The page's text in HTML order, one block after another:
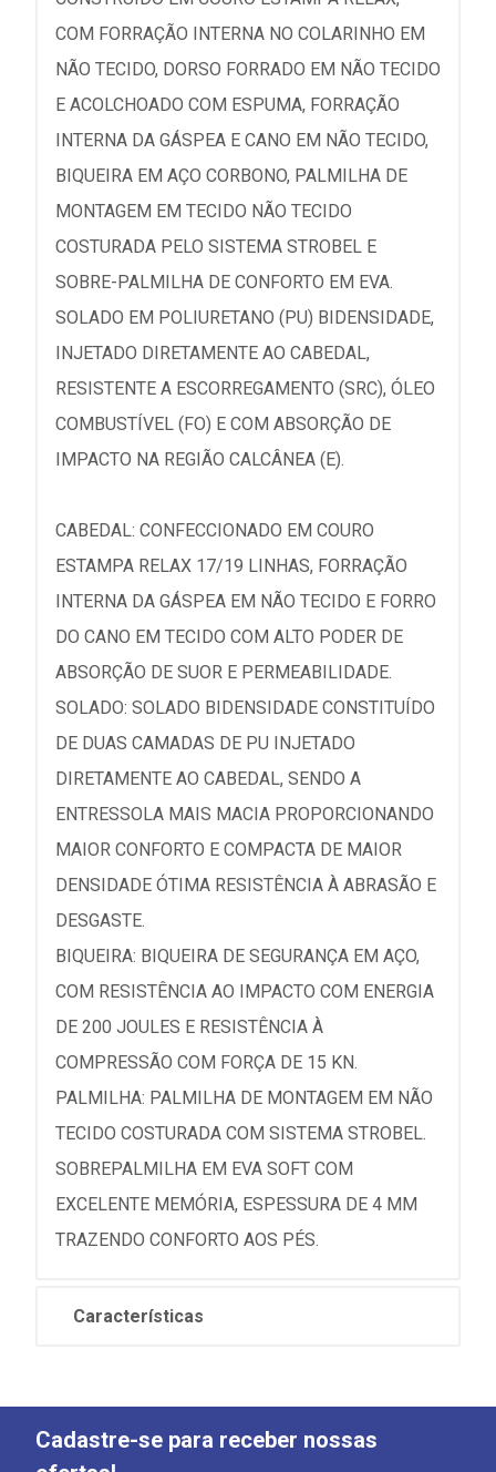
COM FORRAÇÃO INTERNA NO COLARINHO EM
NÃO TECIDO, DORSO FORRADO EM NÃO TECIDO
E ACOLCHOADO COM ESPUMA, FORRAÇÃO
INTERNA DA GÁSPEA E CANO EM NÃO TECIDO,
BIQUEIRA EM AÇO CORBONO, PALMILHA DE
MONTAGEM EM TECIDO NÃO TECIDO
COSTURADA PELO SISTEMA STROBEL E
SOBRE-PALMILHA DE CONFORTO EM EVA.
SOLADO EM POLIURETANO (PU) BIDENSIDADE,
INJETADO DIRETAMENTE AO CABEDAL,
RESISTENTE A ESCORREGAMENTO (SRC), ÓLEO
COMBUSTÍVEL (FO) E COM ABSORÇÃO DE
IMPACTO NA REGIÃO CALCÂNEA (E).
CABEDAL: CONFECCIONADO EM COURO
ESTAMPA RELAX 17/19 LINHAS, FORRAÇÃO
INTERNA DA GÁSPEA EM NÃO TECIDO E FORRO
DO CANO EM TECIDO COM ALTO PODER DE
ABSORÇÃO DE SUOR E PERMEABILIDADE.
SOLADO: SOLADO BIDENSIDADE CONSTITUÍDO
DE DUAS CAMADAS DE PU INJETADO
DIRETAMENTE AO CABEDAL, SENDO A
ENTRESSOLA MAIS MACIA PROPORCIONANDO
MAIOR CONFORTO E COMPACTA DE MAIOR
DENSIDADE ÓTIMA RESISTÊNCIA À ABRASÃO E
DESGASTE.
BIQUEIRA: BIQUEIRA DE SEGURANÇA EM AÇO,
COM RESISTÊNCIA AO IMPACTO COM ENERGIA
DE 200 JOULES E RESISTÊNCIA À
COMPRESSÃO COM FORÇA DE 15 KN.
PALMILHA: PALMILHA DE MONTAGEM EM NÃO
TECIDO COSTURADA COM SISTEMA STROBEL.
SOBREPALMILHA EM EVA SOFT COM
EXCELENTE MEMÓRIA, ESPESSURA DE 4 MM
TRAZENDO CONFORTO AOS PÉS.
Características
Cadastre-se para receber nossas